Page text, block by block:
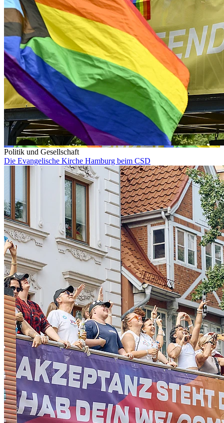
Politik und Gesellschaft
Die Evangelische Kirche Hamburg beim CSD